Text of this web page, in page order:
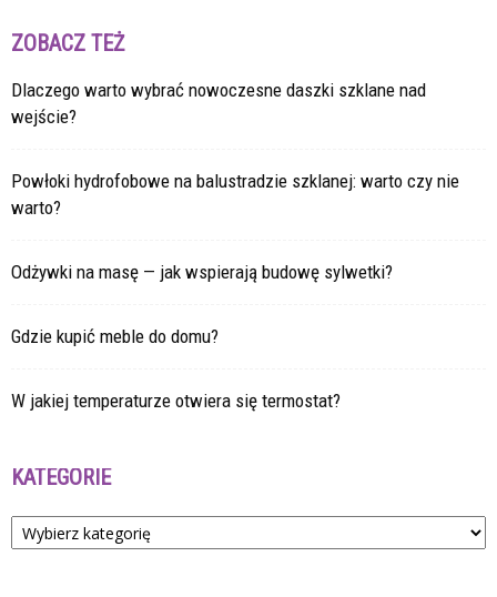
ZOBACZ TEŻ
Dlaczego warto wybrać nowoczesne daszki szklane nad
wejście?
Powłoki hydrofobowe na balustradzie szklanej: warto czy nie
warto?
Odżywki na masę — jak wspierają budowę sylwetki?
Gdzie kupić meble do domu?
W jakiej temperaturze otwiera się termostat?
KATEGORIE
Kategorie